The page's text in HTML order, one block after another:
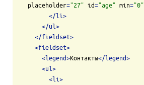
placeholder="27" id="age" min="0"
</li >
</ul >
</fieldset>
<fieldset>
<legend>Контакты</legend>
<ul >
<li >